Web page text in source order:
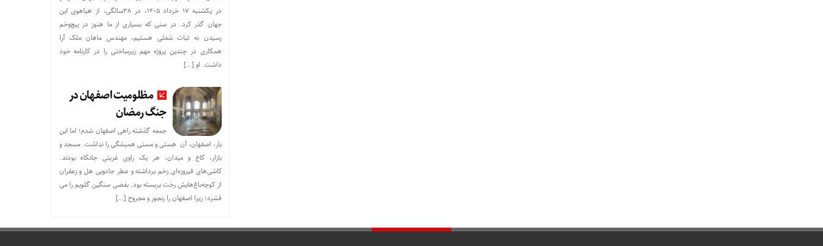
در یکشنبه ۱۷ خرداد ۱۴۰۵، در ۳۸سالگی، از هیاهوی این
جهان گذر کرد. در سنی که بسیاری از ما هنوز در پیچ‌وخم
رسیدن به ثبات شغلی هستیم، مهندس ماهان ملک آرا
همکاری در چندین پروژه مهم زیرساختی را در کارنامه خود
داشت. او […]
مظلومیت اصفهان در
جنگ رمضان
جمعه گذشته راهی اصفهان شدم؛ اما این
بار، اصفهان، آن هستی و مستی همیشگی را نداشت. مسجد و
بازار، کاخ و میدان، هر یک راوی غربتی جانکاه بودند.
کاشی‌های فیروزه‌ای زخم برداشته و عطر جادویی هل و زعفران
از کوچه‌باغ‌هایش رخت بربسته بود. بغضی سنگین گلویم را می
فشرد؛ زیرا اصفهان را رنجور و مجروح […]